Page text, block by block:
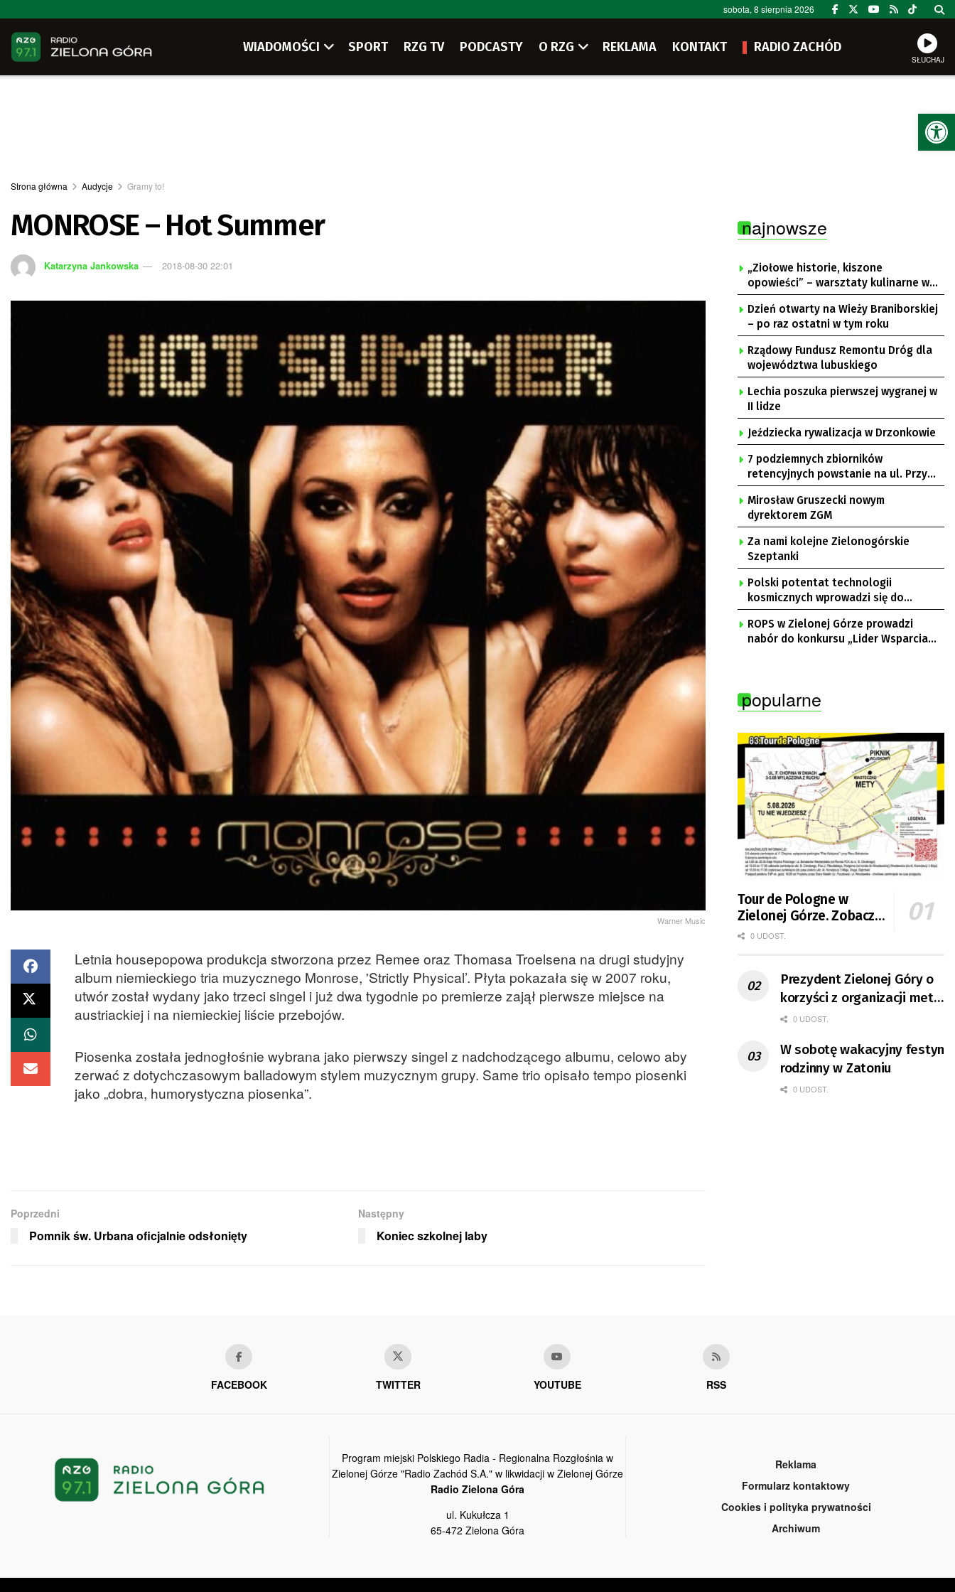
sobota, 8 sierpnia 2026
WIADOMOŚCI SPORT RZG TV PODCASTY O RZG REKLAMA KONTAKT RADIO ZACHÓD
SŁUCHAJ
Strona główna Audycje Gramy to!
MONROSE – Hot Summer
Katarzyna Jankowska 2018-08-30 22:01
Warner Music
Letnia housepopowa produkcja stworzona przez Remee oraz Thomasa Troelsena na drugi studyjny
album niemieckiego tria muzycznego Monrose, 'Strictly Physical’. Płyta pokazała się w 2007 roku,
utwór został wydany jako trzeci singel i już dwa tygodnie po premierze zajął pierwsze miejsce na
austriackiej i na niemieckiej liście przebojów.
Piosenka została jednogłośnie wybrana jako pierwszy singel z nadchodzącego albumu, celowo aby
zerwać z dotychczasowym balladowym stylem muzycznym grupy. Same trio opisało tempo piosenki
jako „dobra, humorystyczna piosenka”.
Poprzedni
Pomnik św. Urbana oficjalnie odsłonięty
Następny
Koniec szkolnej laby
najnowsze
„Ziołowe historie, kiszone
opowieści” – warsztaty kulinarne w
Krępie
Dzień otwarty na Wieży Braniborskiej
– po raz ostatni w tym roku
Rządowy Fundusz Remontu Dróg dla
województwa lubuskiego
Lechia poszuka pierwszej wygranej w
II lidze
Jeździecka rywalizacja w Drzonkowie
7 podziemnych zbiorników
retencyjnych powstanie na ul. Przy
Gazowni
Mirosław Gruszecki nowym
dyrektorem ZGM
Za nami kolejne Zielonogórskie
Szeptanki
Polski potentat technologii
kosmicznych wprowadzi się do
Zielonej Góry
ROPS w Zielonej Górze prowadzi
nabór do konkursu „Lider Wsparcia
popularne
Tour de Pologne w
Zielonej Górze. Zobacz
zmiany w organizacji
0 UDOST.
Prezydent Zielonej Góry o
korzyści z organizacji mety
Tour de Pologne
0 UDOST.
W sobotę wakacyjny festyn
rodzinny w Zatoniu
0 UDOST.
FACEBOOK TWITTER YOUTUBE RSS
Program miejski Polskiego Radia - Regionalna Rozgłośnia w
Zielonej Górze "Radio Zachód S.A." w likwidacji w Zielonej Górze
Radio Zielona Góra
ul. Kukułcza 1
65-472 Zielona Góra
Reklama
Formularz kontaktowy
Cookies i polityka prywatności
Archiwum